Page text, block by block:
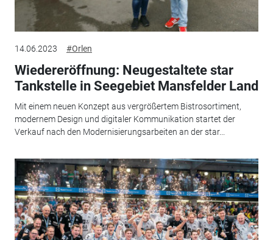
14.06.2023 #Orlen
Wiedereröffnung: Neugestaltete star
Tankstelle in Seegebiet Mansfelder Land
Mit einem neuen Konzept aus vergrößertem Bistrosortiment,
modernem Design und digitaler Kommunikation startet der
Verkauf nach den Modernisierungsarbeiten an der star...